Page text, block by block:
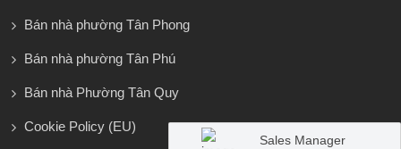
Sales Manager
Bán nhà phường Tân Phong
Bán nhà phường Tân Phú
Bán nhà Phường Tân Quy
Cookie Policy (EU)